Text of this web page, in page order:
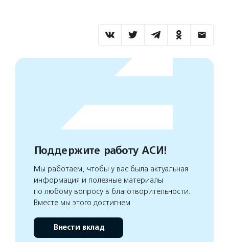
Поддержите работу АСИ!
Мы работаем, чтобы у вас была актуальная
информация и полезные материалы
по любому вопросу в благотворительности.
Вместе мы этого достигнем
Внести вклад